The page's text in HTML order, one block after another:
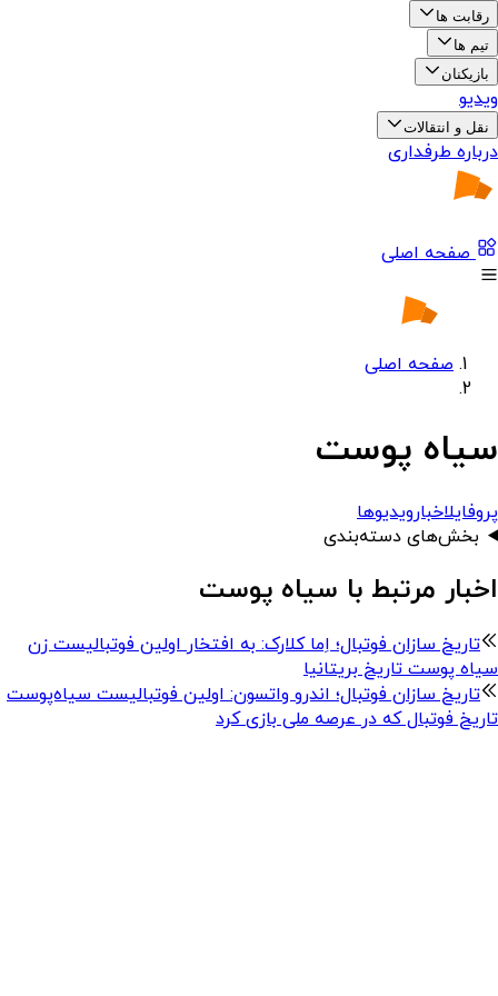
رقابت ها
تیم ها
بازیکنان
ویدیو
نقل و انتقالات
درباره طرفداری
صفحه اصلی
صفحه اصلی
سیاه پوست
پروفایلاخبارویدیوها
بخش‌های دسته‌بندی
اخبار مرتبط با سیاه پوست
تاریخ‌ سازان فوتبال؛ اِما کلارک: به افتخار اولین فوتبالیست زن
سیاه پوست تاریخ بریتانیا
تاریخ‌ سازان فوتبال؛ اندرو واتسون: اولین فوتبالیست سیاه‌پوست
تاریخ فوتبال که در عرصه ملی بازی کرد